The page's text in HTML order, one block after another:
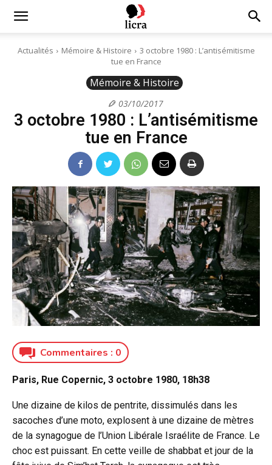
Licra
Antiraciste
1927
Actualités Mémoire & Histoire
3 octobre 1980 : L’antisémitisme
tue en France
Mémoire & Histoire
03/10/2017
3 octobre 1980 : L’antisémitisme
tue en France
Commentaires : 0
Paris, Rue Copernic, 3 octobre 1980, 18h38
Une dizaine de kilos de pentrite, dissimulés dans les
sacoches d’une moto, explosent à une dizaine de mètres
de la synagogue de l’Union Libérale Israélite de France. Le
choc est puissant. En cette veille de shabbat et jour de la